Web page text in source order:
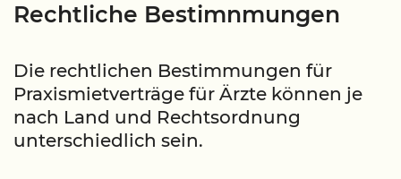
Rechtliche Bestimnmungen
Die rechtlichen Bestimmungen für
Praxismietverträge für Ärzte können je
nach Land und Rechtsordnung
unterschiedlich sein.